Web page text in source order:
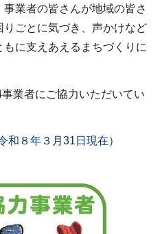
業者の皆さんが地域の皆さ
ごとに気づき、声かけなど
に支えあえるまちづくりに
業者にご協力いただいてい
和８年３月31日現在）